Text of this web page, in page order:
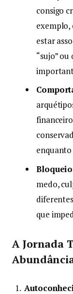
consigo
exemplo,
estar
“sujo”
medo,
que
A Jornada